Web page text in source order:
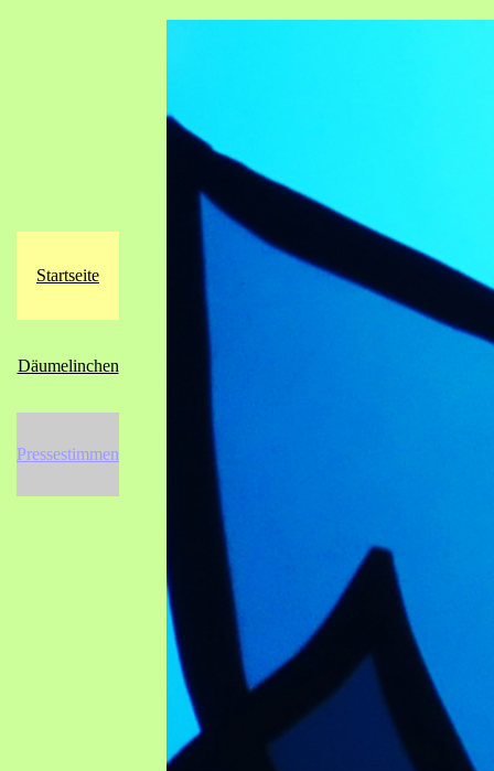
Startseite
Däumelinchen
Pressestimmen